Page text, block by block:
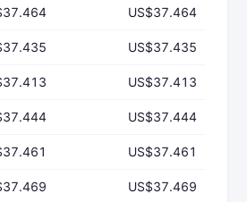
US$37.464
US$37.435
US$37.413
US$37.444
US$37.461
US$37.469